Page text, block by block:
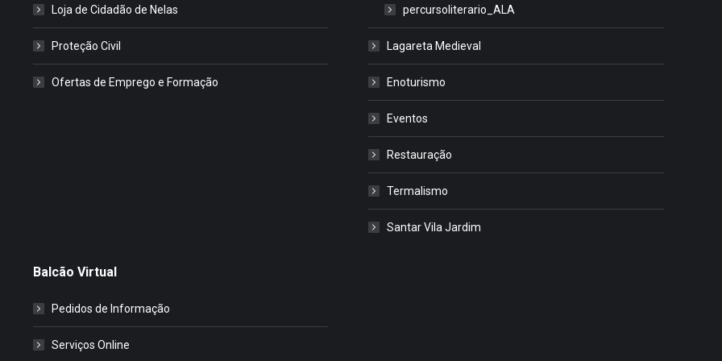
Loja de Cidadão de Nelas
Proteção Civil
Ofertas de Emprego e Formação
percursoliterario_ALA
Lagareta Medieval
Enoturismo
Eventos
Restauração
Termalismo
Santar Vila Jardim
Balcão Virtual
Pedidos de Informação
Serviços Online